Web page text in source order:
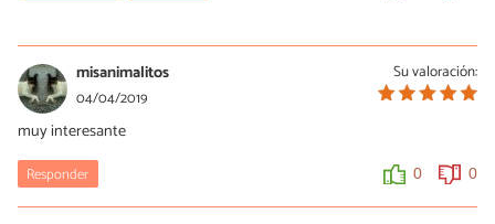
09/03/2020
Hola Carmen, acude al veterinario para que descarte un problema
físico. Aunque haya vivido en una casa no es norrmal que orine
constantemente. Un saludo.
0 0
Su valoración:
misanimalitos
04/04/2019
muy interesante
Responder 0 0